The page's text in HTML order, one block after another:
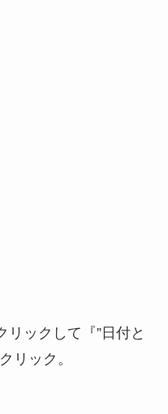
ックして『”日付と
リック。